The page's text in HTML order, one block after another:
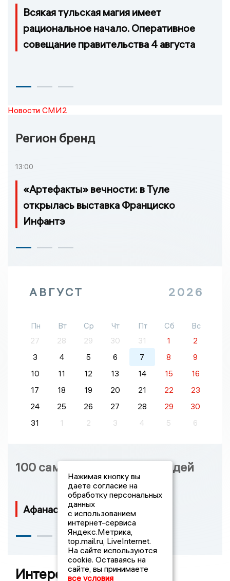
Всякая тульская магия имеет
рациональное начало. Оперативное
совещание правительства 4 августа
Новости СМИ2
Регион бренд
13:00
«Артефакты» вечности: в Туле
открылась выставка Франциско
Инфантэ
АВГУСТ 2026
Пн Вт Ср Чт Пт Сб
Вс
27
28 29 30 31 1
2
3
4 5 6 7 8
9
10
11 12 13 14 15
16
17
18 19 20 21 22
23
24
25 26 27 28 29
30
31
1 2 3 4 5 6
100 самых влиятельных людей
Афанасьев Николай Петрович
Интересные новости
Нажимая кнопку вы
даете согласие на
обработку персональных
данных
с использованием
интернет-сервиса
Яндекс.Метрика,
top.mail.ru, LiveInternet.
На сайте используются
cookie. Оставаясь на
сайте, вы принимаете
все условия